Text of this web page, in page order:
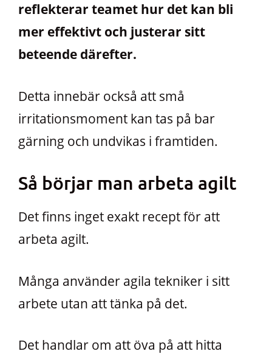
reflekterar teamet hur det kan bli
mer effektivt och justerar sitt
beteende därefter.
Detta innebär också att små
irritationsmoment kan tas på bar
gärning och undvikas i framtiden.
Så börjar man arbeta agilt
Det finns inget exakt recept för att
arbeta agilt.
Många använder agila tekniker i sitt
arbete utan att tänka på det.
Det handlar om att öva på att hitta